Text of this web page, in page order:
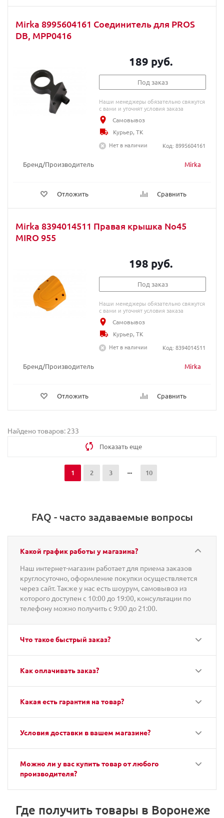
Mirka 8995604161 Соединитель для PROS
DB, MPP0416
Бренд/Производитель Mirka
Отложить Сравнить
189 руб.
Под заказ
Наши менеджеры обязательно свяжутся
с вами и уточнят условия заказа
Самовывоз
Курьер, ТК
Нет в наличии
Код: 8995604161
Mirka 8394014511 Правая крышка No45
MIRO 955
Бренд/Производитель Mirka
Отложить Сравнить
198 руб.
Под заказ
Наши менеджеры обязательно свяжутся
с вами и уточнят условия заказа
Самовывоз
Курьер, ТК
Нет в наличии
Код: 8394014511
Найдено товаров: 233
Показать еще
1 2 3 10
FAQ - часто задаваемые вопросы
Какой график работы у магазина?
Наш интернет-магазин работает для приема заказов
круглосуточно, оформление покупки осуществляется
через сайт. Также у нас есть шоурум, самовывоз из
которого доступен с 10:00 до 19:00, консультации по
телефону можно получить с 9:00 до 21:00.
Что такое быстрый заказ?
Как оплачивать заказ?
Какая есть гарантия на товар?
Условия доставки в вашем магазине?
Можно ли у вас купить товар от любого
производителя?
Где получить товары в Воронеже